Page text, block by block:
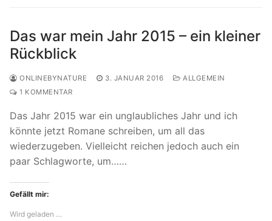
Das war mein Jahr 2015 – ein kleiner
Rückblick
ONLINEBYNATURE 3. JANUAR 2016
ALLGEMEIN
1 KOMMENTAR
Das Jahr 2015 war ein unglaubliches Jahr und ich
könnte jetzt Romane schreiben, um all das
wiederzugeben. Vielleicht reichen jedoch auch ein
paar Schlagworte, um……
Gefällt mir:
Wird geladen …